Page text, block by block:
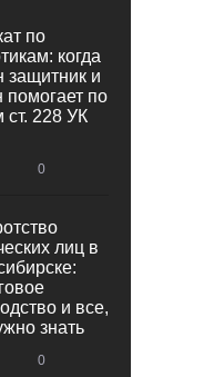
по
когда
защитник и
помогает по
ст. 228 УК
0
лиц в
и все,
знать
0